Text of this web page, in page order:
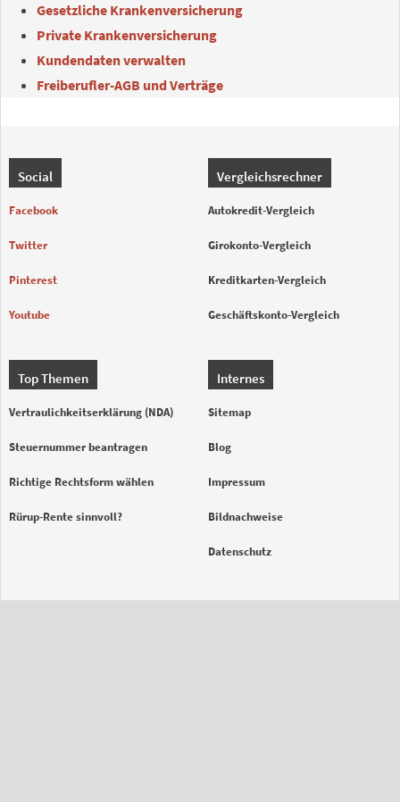
Gesetzliche Krankenversicherung
Private Krankenversicherung
Kundendaten verwalten
Freiberufler-AGB und Verträge
Social
Facebook
Twitter
Pinterest
Youtube
Vergleichsrechner
Autokredit-Vergleich
Girokonto-Vergleich
Kreditkarten-Vergleich
Geschäftskonto-Vergleich
Top Themen
Vertraulichkeitserklärung (NDA)
Steuernummer beantragen
Richtige Rechtsform wählen
Rürup-Rente sinnvoll?
Internes
Sitemap
Blog
Impressum
Bildnachweise
Datenschutz